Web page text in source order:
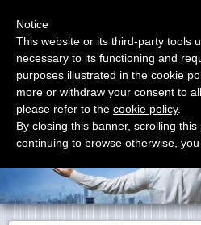
elettroimpianti
installazione impianti
Notice
This website or its third-party tools
necessary to its functioning and
purposes illustrated in the cookie
more or withdraw your consent to
please refer to the cookie policy.
By closing this banner, scrolling
continuing to browse otherwise,